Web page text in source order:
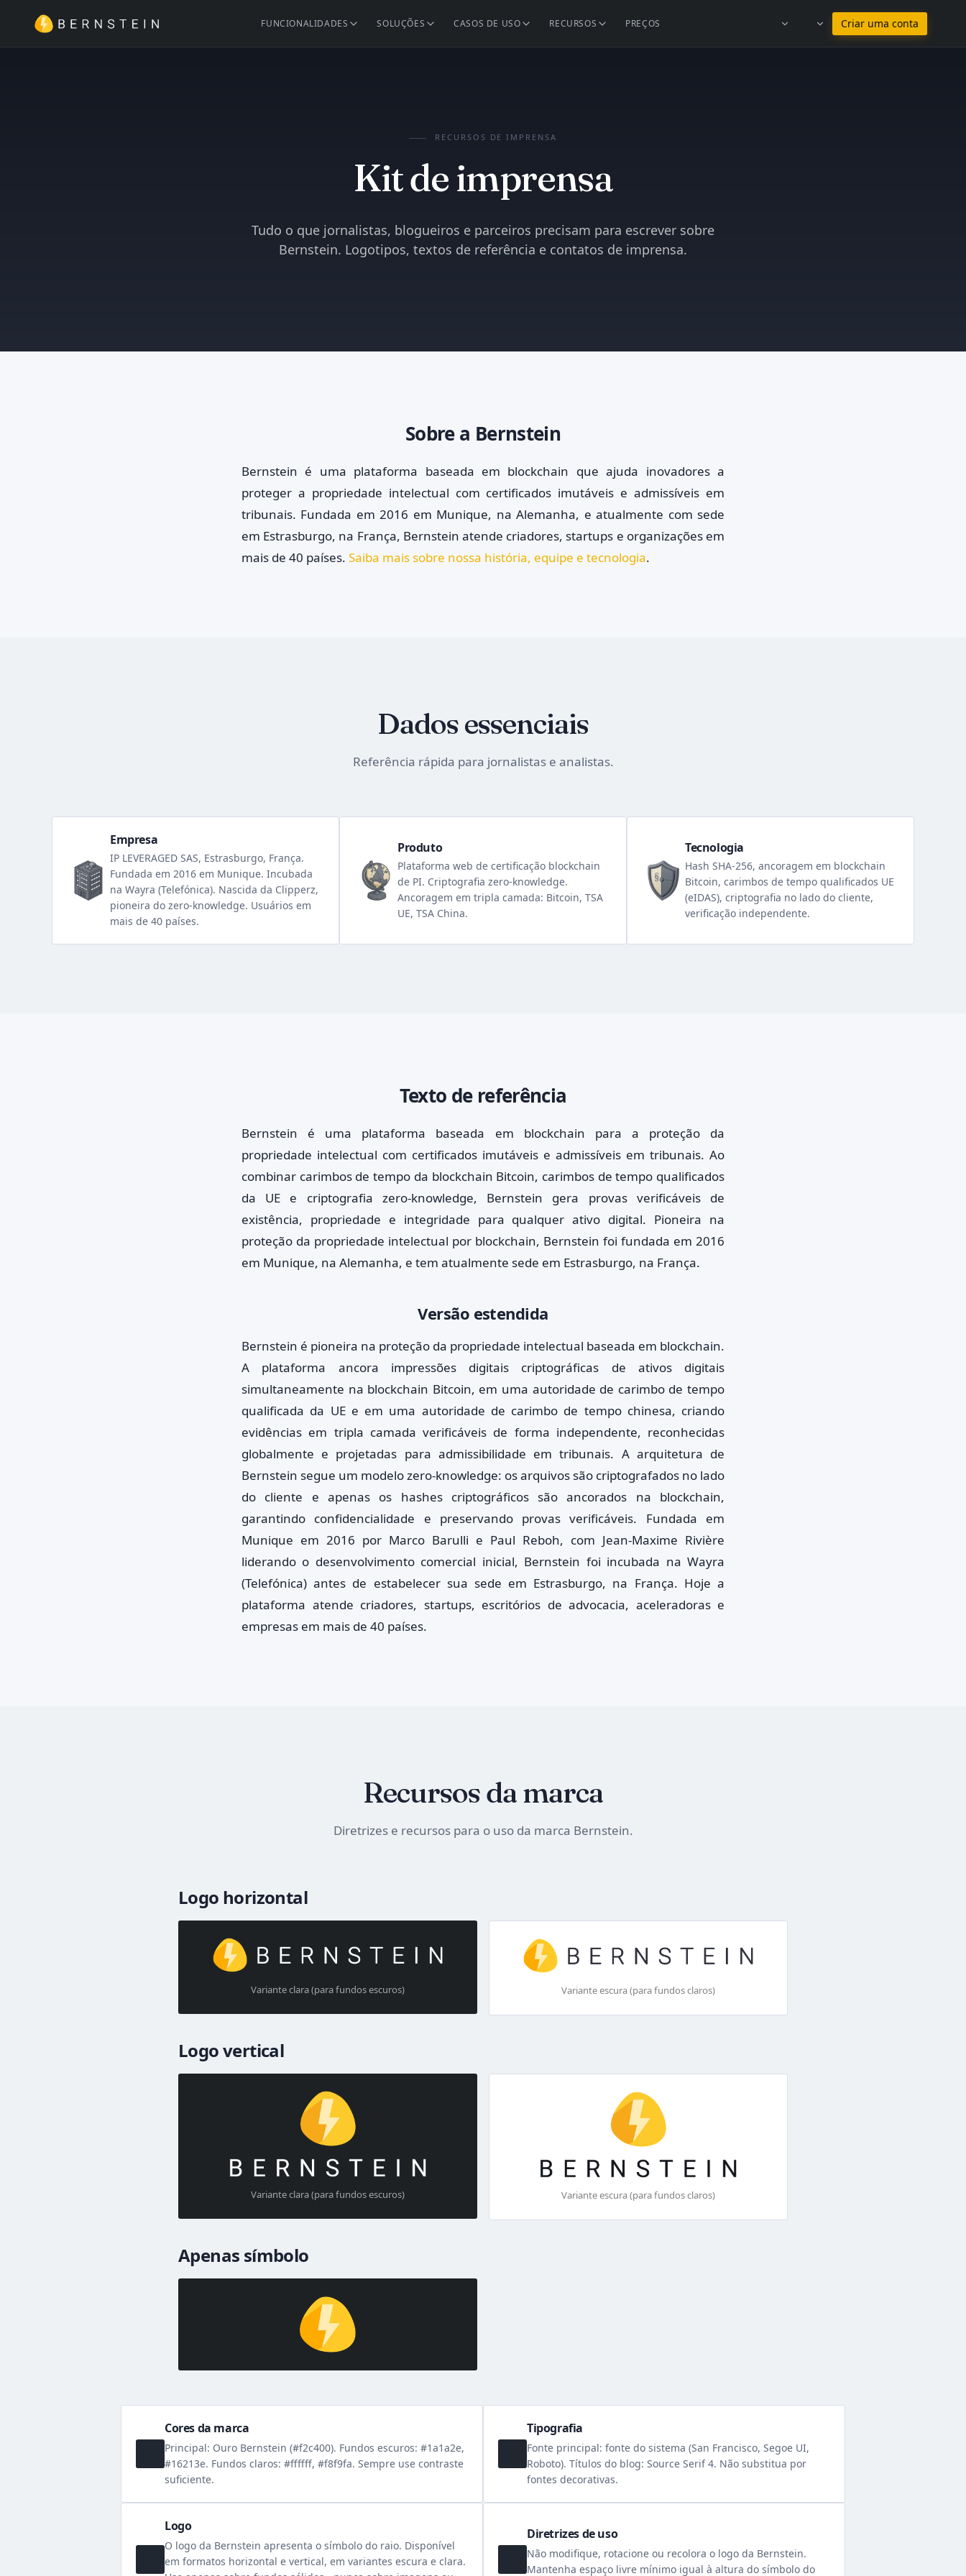
Ficar em Português
FUNCIONALIDADES SOLUÇÕES CASOS DE USO RECURSOS PREÇOS Criar uma conta
RECURSOS DE IMPRENSA
Kit de imprensa
Tudo o que jornalistas, blogueiros e parceiros precisam para escrever sobre
Bernstein. Logotipos, textos de referência e contatos de imprensa.
Sobre a Bernstein
Bernstein é uma plataforma baseada em blockchain que ajuda inovadores a
proteger a propriedade intelectual com certificados imutáveis e admissíveis em
tribunais. Fundada em 2016 em Munique, na Alemanha, e atualmente com sede
em Estrasburgo, na França, Bernstein atende criadores, startups e organizações em
mais de 40 países. Saiba mais sobre nossa história, equipe e tecnologia.
Dados essenciais
Referência rápida para jornalistas e analistas.
Empresa
IP LEVERAGED SAS, Estrasburgo, França.
Fundada em 2016 em Munique. Incubada
na Wayra (Telefónica). Nascida da Clipperz,
pioneira do zero-knowledge. Usuários em
mais de 40 países.
Produto
Plataforma web de certificação blockchain
de PI. Criptografia zero-knowledge.
Ancoragem em tripla camada: Bitcoin, TSA
UE, TSA China.
Tecnologia
Hash SHA-256, ancoragem em blockchain
Bitcoin, carimbos de tempo qualificados UE
(eIDAS), criptografia no lado do cliente,
verificação independente.
Texto de referência
Bernstein é uma plataforma baseada em blockchain para a proteção da
propriedade intelectual com certificados imutáveis e admissíveis em tribunais. Ao
combinar carimbos de tempo da blockchain Bitcoin, carimbos de tempo qualificados
da UE e criptografia zero-knowledge, Bernstein gera provas verificáveis de
existência, propriedade e integridade para qualquer ativo digital. Pioneira na
proteção da propriedade intelectual por blockchain, Bernstein foi fundada em 2016
em Munique, na Alemanha, e tem atualmente sede em Estrasburgo, na França.
Versão estendida
Bernstein é pioneira na proteção da propriedade intelectual baseada em blockchain.
A plataforma ancora impressões digitais criptográficas de ativos digitais
simultaneamente na blockchain Bitcoin, em uma autoridade de carimbo de tempo
qualificada da UE e em uma autoridade de carimbo de tempo chinesa, criando
evidências em tripla camada verificáveis de forma independente, reconhecidas
globalmente e projetadas para admissibilidade em tribunais. A arquitetura de
Bernstein segue um modelo zero-knowledge: os arquivos são criptografados no lado
do cliente e apenas os hashes criptográficos são ancorados na blockchain,
garantindo confidencialidade e preservando provas verificáveis. Fundada em
Munique em 2016 por Marco Barulli e Paul Reboh, com Jean-Maxime Rivière
liderando o desenvolvimento comercial inicial, Bernstein foi incubada na Wayra
(Telefónica) antes de estabelecer sua sede em Estrasburgo, na França. Hoje a
plataforma atende criadores, startups, escritórios de advocacia, aceleradoras e
empresas em mais de 40 países.
Recursos da marca
Diretrizes e recursos para o uso da marca Bernstein.
Logo horizontal
Variante clara (para fundos escuros) Variante escura (para fundos claros)
Logo vertical
Variante clara (para fundos escuros) Variante escura (para fundos claros)
Apenas símbolo
Cores da marca
Principal: Ouro Bernstein (#f2c400). Fundos escuros: #1a1a2e,
#16213e. Fundos claros: #ffffff, #f8f9fa. Sempre use contraste
suficiente.
Tipografia
Fonte principal: fonte do sistema (San Francisco, Segoe UI,
Roboto). Títulos do blog: Source Serif 4. Não substitua por
fontes decorativas.
Logo
O logo da Bernstein apresenta o símbolo do raio. Disponível
em formatos horizontal e vertical, em variantes escura e clara.
Diretrizes de uso
Não modifique, rotacione ou recolora o logo da Bernstein.
Mantenha espaço livre mínimo igual à altura do símbolo do